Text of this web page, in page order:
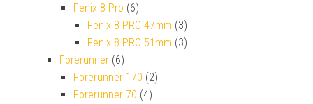
Fenix 8 Pro (6)
Fenix 8 PRO 47mm (3)
Fenix 8 PRO 51mm (3)
Forerunner (6)
Forerunner 170 (2)
Forerunner 70 (4)